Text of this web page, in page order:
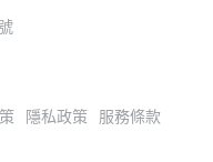
隱私政策 服務條款